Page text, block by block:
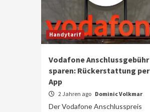
Handytarif
Vodafone Anschlussgebühr
sparen: Rückerstattung per
App
2 Jahren ago Dominic Volkmar
Der Vodafone Anschlusspreis